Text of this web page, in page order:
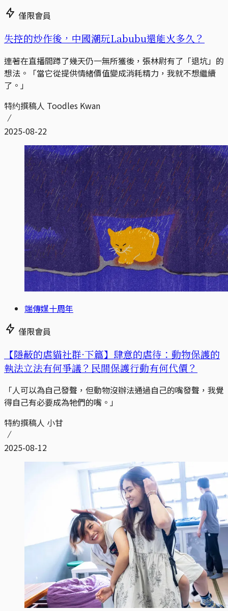
僅限會員
失控的炒作後，中國潮玩Labubu還能火多久？
連著在直播間蹲了幾天仍一無所獲後，張林尉有了「退坑」的
想法。「當它從提供情緒價值變成消耗精力，我就不想繼續
了。」
特约撰稿人 Toodles Kwan
2025-08-22
端傳媒十周年
僅限會員
【隱蔽的虐貓社群·下篇】肆意的虐待：動物保護的
執法立法有何爭議？民間保護行動有何代價？
「人可以為自己發聲，但動物沒辦法通過自己的嘴發聲，我覺
得自己有必要成為牠們的嘴。」
特約撰稿人 小甘
2025-08-12